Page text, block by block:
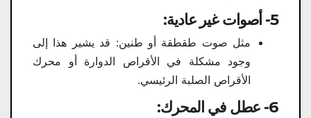
5- أصوات غير عادية:
مثل صوت طقطقة أو طنين: قد يشير هذا إلى
وجود مشكلة في الأقراص الدوارة أو محرك
الأقراص الصلبة الرئيسي.
6- عطل في المحرك: